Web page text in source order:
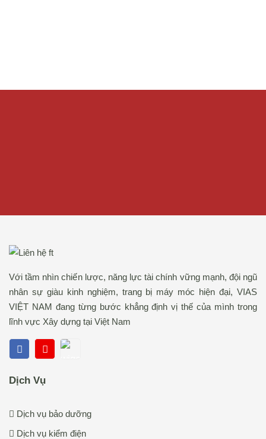
Với tầm nhìn chiến lược, năng lực tài chính vững mạnh, đội ngũ
nhân sự giàu kinh nghiệm, trang bị máy móc hiện đại, VIAS
VIỆT NAM đang từng bước khẳng định vị thế của mình trong
lĩnh vực Xây dựng tại Việt Nam
Dịch Vụ
Dịch vụ bảo dưỡng
Dịch vụ kiểm điện